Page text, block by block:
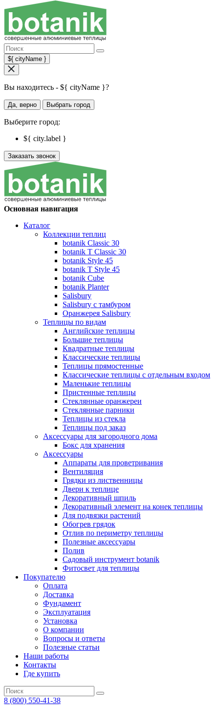
${ cityName }
Вы находитесь - ${ cityName }?
Да, верно Выбрать город
Выберите город:
${ city.label }
Заказать звонок
Основная навигация
Каталог
Коллекции теплиц
botanik Classic 30
botanik T Classic 30
botanik Style 45
botanik Т Style 45
botanik Cube
botanik Planter
Salisbury
Salisbury с тамбуром
Оранжерея Salisbury
Теплицы по видам
Английские теплицы
Большие теплицы
Квадратные теплицы
Классические теплицы
Теплицы прямостенные
Классические теплицы с отдельным входом
Маленькие теплицы
Пристенные теплицы
Стеклянные оранжереи
Стеклянные парники
Теплицы из стекла
Теплицы под заказ
Аксессуары для загородного дома
Бокс для хранения
Аксессуары
Аппараты для проветривания
Вентиляция
Грядки из лиственницы
Двери к теплице
Декоративный шпиль
Декоративный элемент на конек теплицы
Для подвязки растений
Обогрев грядок
Отлив по периметру теплицы
Полезные аксессуары
Полив
Садовый инструмент botanik
Фитосвет для теплицы
Покупателю
Оплата
Доставка
Фундамент
Эксплуатация
Установка
О компании
Вопросы и ответы
Полезные статьи
Наши работы
Контакты
Где купить
8 (800) 550-41-38